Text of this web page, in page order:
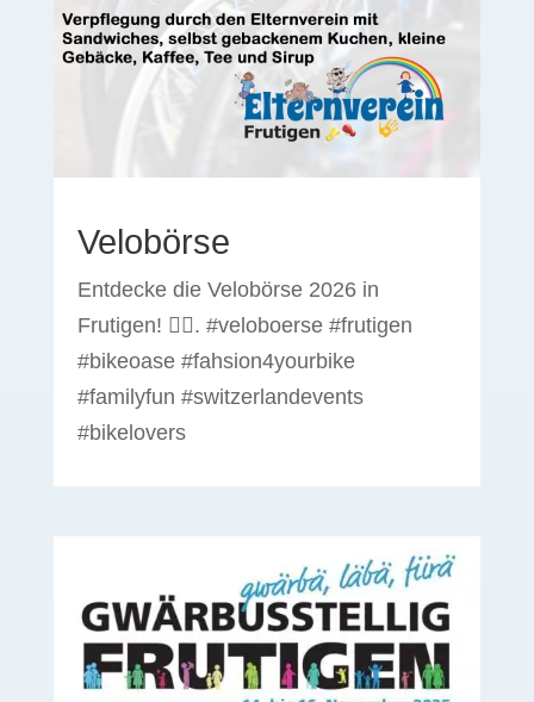
Velobörse
Entdecke die Velobörse 2026 in
Frutigen! 🚴‍♂️. #veloboerse #frutigen
#bikeoase #fahsion4yourbike
#familyfun #switzerlandevents
#bikelovers